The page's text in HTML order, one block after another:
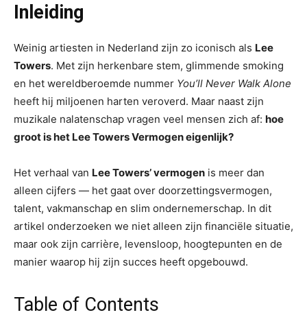
Inleiding
Weinig artiesten in Nederland zijn zo iconisch als Lee
Towers. Met zijn herkenbare stem, glimmende smoking
en het wereldberoemde nummer You’ll Never Walk Alone
heeft hij miljoenen harten veroverd. Maar naast zijn
muzikale nalatenschap vragen veel mensen zich af: hoe
groot is het Lee Towers Vermogen eigenlijk?
Het verhaal van Lee Towers’ vermogen is meer dan
alleen cijfers — het gaat over doorzettingsvermogen,
talent, vakmanschap en slim ondernemerschap. In dit
artikel onderzoeken we niet alleen zijn financiële situatie,
maar ook zijn carrière, levensloop, hoogtepunten en de
manier waarop hij zijn succes heeft opgebouwd.
Table of Contents